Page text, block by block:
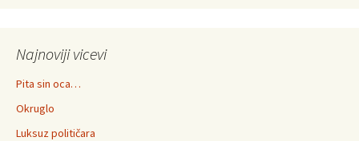
Najnoviji vicevi
Pita sin oca…
Okruglo
Luksuz političara